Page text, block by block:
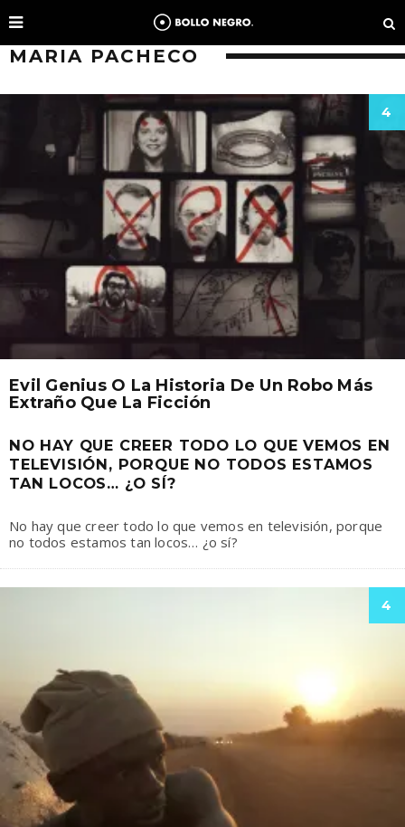
MARIA PACHECO
4
Evil Genius O La Historia De Un Robo Más
Extraño Que La Ficción
NO HAY QUE CREER TODO LO QUE VEMOS EN
TELEVISIÓN, PORQUE NO TODOS ESTAMOS
TAN LOCOS… ¿O SÍ?
No hay que creer todo lo que vemos en televisión, porque
no todos estamos tan locos… ¿o sí?
4